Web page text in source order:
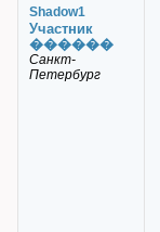
Shadow1
Участник
������
Санкт-
Петербург